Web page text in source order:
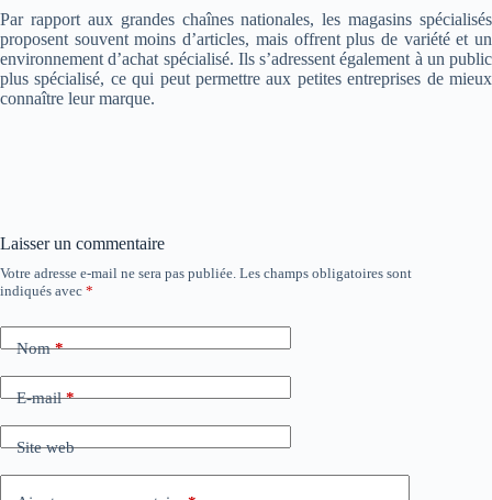
Par rapport aux grandes chaînes nationales, les magasins spécialisés
proposent souvent moins d’articles, mais offrent plus de variété et un
environnement d’achat spécialisé. Ils s’adressent également à un public
plus spécialisé, ce qui peut permettre aux petites entreprises de mieux
connaître leur marque.
Laisser un commentaire
Votre adresse e-mail ne sera pas publiée. Les champs obligatoires sont
indiqués avec *
Nom*
E-mail*
Site web